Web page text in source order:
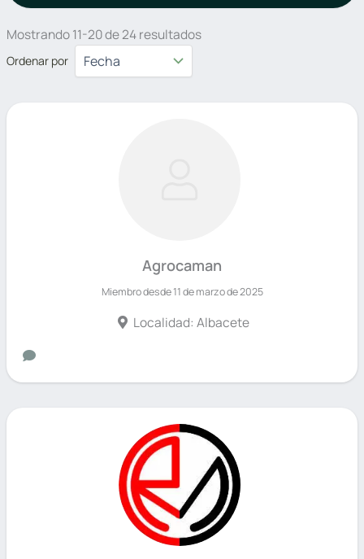
Mostrando 11-20 de 24 resultados
Ordenar por
Agrocaman
Miembro desde 11 de marzo de 2025
Localidad: Albacete